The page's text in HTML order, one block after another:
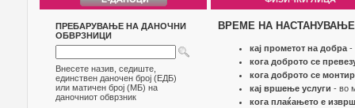
ПРЕБАРУВАЊЕ НА ДАНОЧНИ
ОБВРЗНИЦИ
Внесете назив, седиште,
единствен даночен број (ЕДБ)
или матичен број (МБ) на
даночниот обврзник
ВРЕМЕ НА
кај прометот на добра -
кога доброто се
кога доброто се
кај вршење услуги - во
кога плаќањето е